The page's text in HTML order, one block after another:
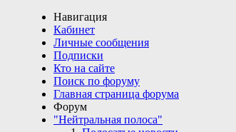
Навигация
Кабинет
Личные сообщения
Подписки
Кто на сайте
Поиск по форуму
Главная страница форума
Форум
"Нейтральная полоса"